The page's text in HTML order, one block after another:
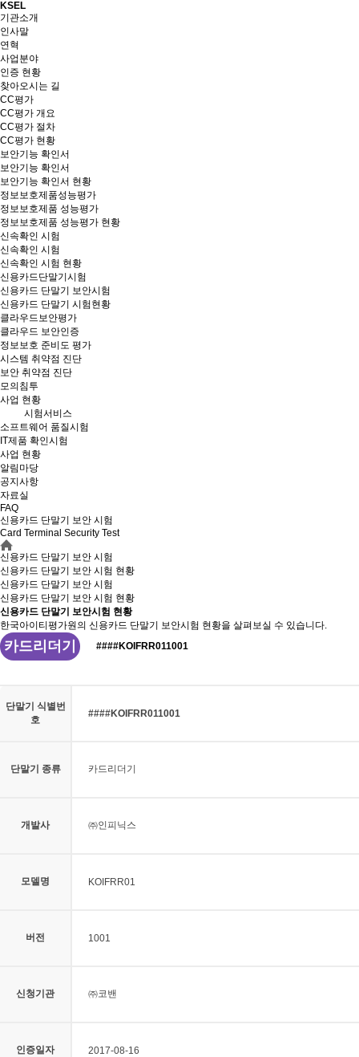
KSEL
기관소개
인사말
연혁
사업분야
인증 현황
찾아오시는 길
CC평가
CC평가 개요
CC평가 절차
CC평가 현황
보안기능 확인서
보안기능 확인서
보안기능 확인서 현황
정보보호제품성능평가
정보보호제품 성능평가
정보보호제품 성능평가 현황
신속확인 시험
신속확인 시험
신속확인 시험 현황
신용카드단말기시험
신용카드 단말기 보안시험
신용카드 단말기 시험현황
클라우드보안평가
클라우드 보안인증
정보보호 준비도 평가
시스템 취약점 진단
보안 취약점 진단
모의침투
사업 현황
시험서비스
소프트웨어 품질시험
IT제품 확인시험
사업 현황
알림마당
공지사항
자료실
FAQ
신용카드 단말기 보안 시험
Card Terminal Security Test
신용카드 단말기 보안 시험
신용카드 단말기 보안 시험 현황
신용카드 단말기 보안 시험
신용카드 단말기 보안 시험 현황
신용카드 단말기 보안시험 현황
한국아이티평가원의 신용카드 단말기 보안시험 현황을 살펴보실 수 있습니다.
카드리더기 ####KOIFRR011001
단말기 식별번
호
####KOIFRR011001
단말기 종류 카드리더기
개발사 ㈜인피닉스
모델명 KOIFRR01
버전 1001
신청기관 ㈜코밴
인증일자 2017-08-16